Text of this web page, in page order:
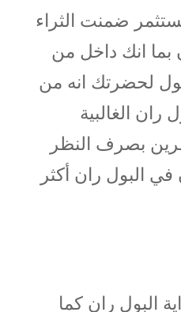
ضمنت الثراء
بما انك داخل من
لحضرتك انه من
الغالبية
بصرف النظر
البول ران أكثر
البول ران كما